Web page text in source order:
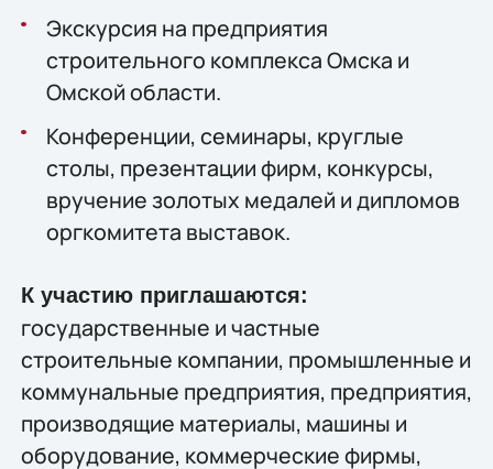
Экскурсия на предприятия
строительного комплекса Омска и
Омской области.
Конференции, семинары, круглые
столы, презентации фирм, конкурсы,
вручение золотых медалей и дипломов
оргкомитета выставок.
К участию приглашаются:
государственные и частные
строительные компании, промышленные и
коммунальные предприятия, предприятия,
производящие материалы, машины и
оборудование, коммерческие фирмы,